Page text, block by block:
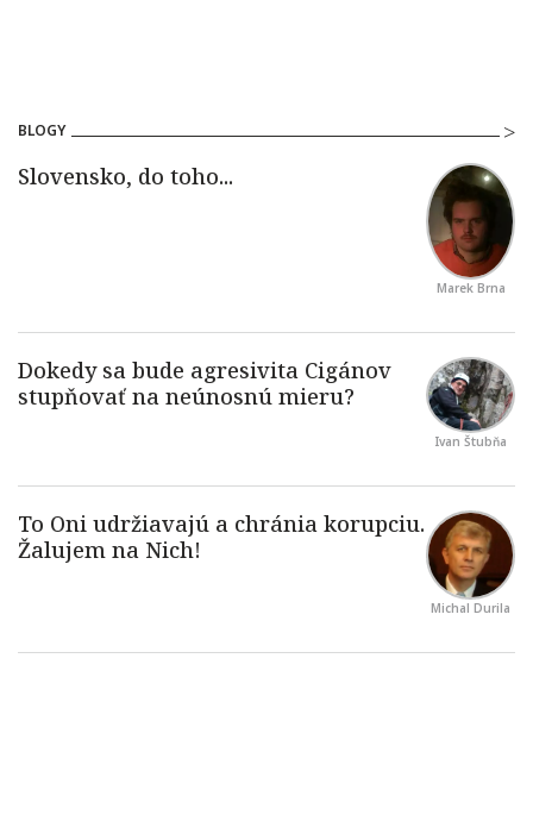
BLOGY
Marek Brna
Ivan Štubňa
Michal Durila